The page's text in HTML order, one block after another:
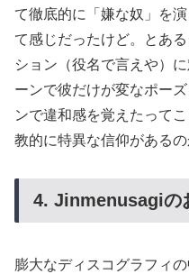
て徹底的に「嫌な奴」を
て感じだったけど。とあ
ション（役名で言えや）
ーンで彼だけが変なポー
ンで違和感を覚えたって
教的に特異な信仰があるの
4. Jinmenusagiの
膨大なディスコグラフィ